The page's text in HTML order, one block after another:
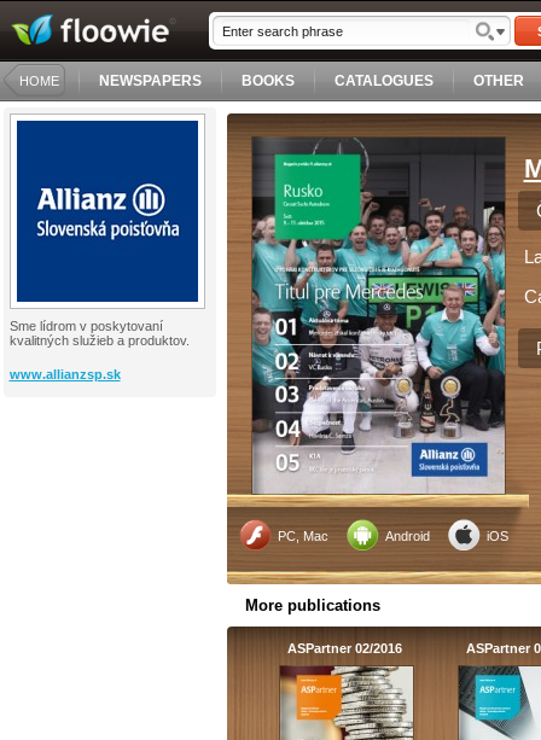
HOME NEWSPAPERS BOOKS CATALOGUES OTHER
Sme lídrom v poskytovaní
kvalitných služieb a produktov.
www.allianzsp.sk
PC, Mac Android iOS
More publications
ASPartner 02/2016 ASPartner